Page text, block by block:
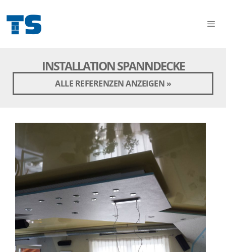
INSTALLATION SPANNDECKE
ALLE REFERENZEN ANZEIGEN »